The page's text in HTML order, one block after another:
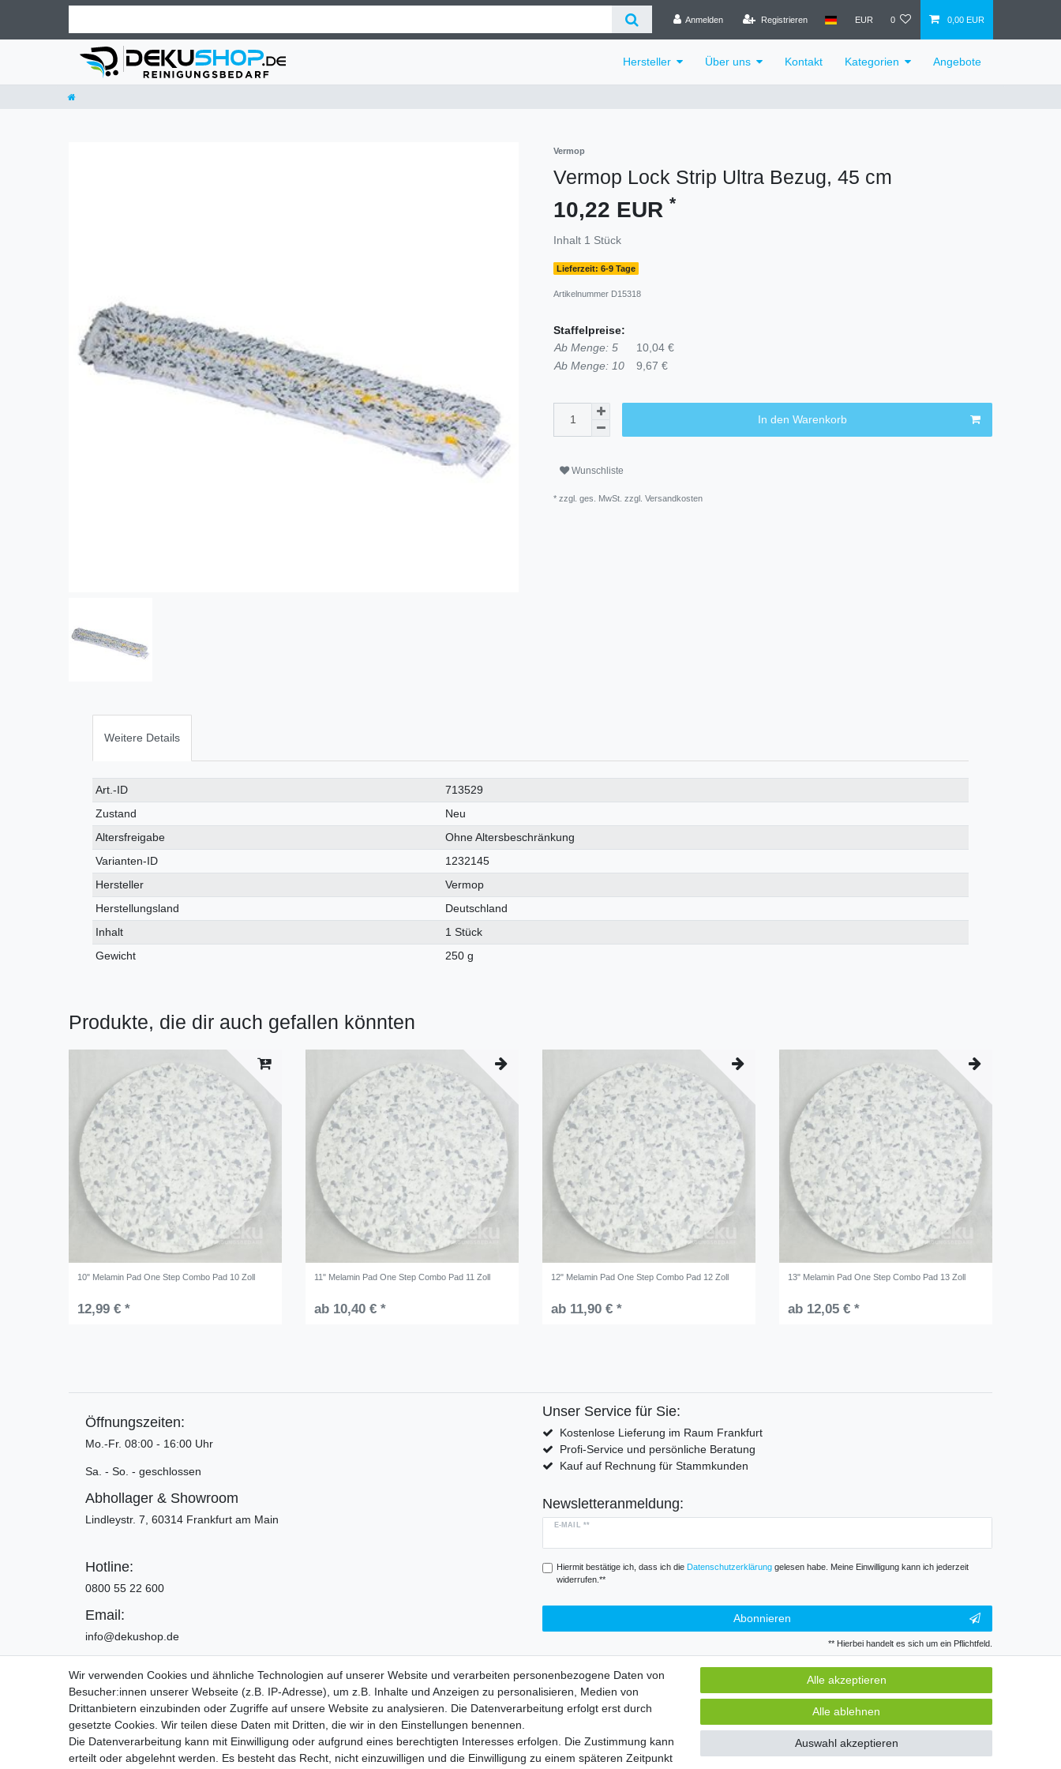
Anmelden Registrieren EUR 0 0,00 EUR
Hersteller Über uns Kontakt Kategorien Angebote
Vermop
Vermop Lock Strip Ultra Bezug, 45 cm
10,22 EUR *
Inhalt 1 Stück
Lieferzeit: 6-9 Tage
Artikelnummer D15318
Staffelpreise:
Ab Menge: 5
10,04 €
Ab Menge: 10
9,67 €
In den Warenkorb
Wunschliste
* zzgl. ges. MwSt. zzgl. Versandkosten
Weitere Details
Art.-ID
713529
Zustand
Neu
Altersfreigabe
Ohne Altersbeschränkung
Varianten-ID
1232145
Hersteller
Vermop
Herstellungsland
Deutschland
Inhalt
1 Stück
Gewicht
250 g
Produkte, die dir auch gefallen könnten
10" Melamin Pad One Step Combo Pad 10 Zoll
12,99 € *
11" Melamin Pad One Step Combo Pad 11 Zoll
ab 10,40 € *
12" Melamin Pad One Step Combo Pad 12 Zoll
ab 11,90 € *
13" Melamin Pad One Step Combo Pad 13 Zoll
ab 12,05 € *
Öffnungszeiten:
Mo.-Fr. 08:00 - 16:00 Uhr
Sa. - So. - geschlossen
Abhollager & Showroom
Lindleystr. 7, 60314 Frankfurt am Main
Hotline:
0800 55 22 600
Email:
info@dekushop.de
Unser Service für Sie:
Kostenlose Lieferung im Raum Frankfurt
Profi-Service und persönliche Beratung
Kauf auf Rechnung für Stammkunden
Newsletteranmeldung:
E-MAIL **
Hiermit bestätige ich, dass ich die Daten­schutz­erklärunggelesen habe. Meine Einwilligung kann ich jederzeit
widerrufen.**
Abonnieren
** Hierbei handelt es sich um ein Pflichtfeld.
Widerrufs­recht Widerrufs­formular Impressum Daten­schutz­erklärung AGB Kontakt
Wir verwenden Cookies und ähnliche Technologien auf unserer Website und verarbeiten personenbezogene Daten von
Besucher:innen unserer Webseite (z.B. IP-Adresse), um z.B. Inhalte und Anzeigen zu personalisieren, Medien von
Drittanbietern einzubinden oder Zugriffe auf unsere Website zu analysieren. Die Datenverarbeitung erfolgt erst durch
gesetzte Cookies. Wir teilen diese Daten mit Dritten, die wir in den Einstellungen benennen.
Die Datenverarbeitung kann mit Einwilligung oder aufgrund eines berechtigten Interesses erfolgen. Die Zustimmung kann
erteilt oder abgelehnt werden. Es besteht das Recht, nicht einzuwilligen und die Einwilligung zu einem späteren Zeitpunkt
Alle akzeptieren
Alle ablehnen
Auswahl akzeptieren
Copyright 2016 | Dekushop.de | Alle Rechte vorbehalten. | Angebote gelten nur für Industrie, Handel, Handwerk und Gewerbe. Preise zzgl. gesetzl. Mwst.